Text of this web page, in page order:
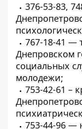
376-53-83,
767-18-41 —
Днепровском
социальных
молодежи;
753-42-61 –
753-44-96 —